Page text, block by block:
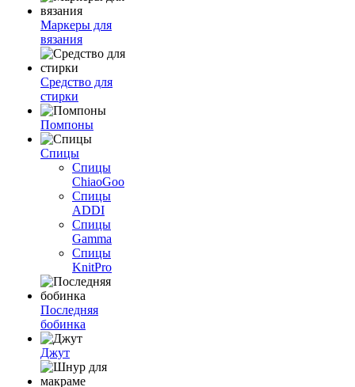
Маркеры для
вязания
Средство для
стирки
Помпоны
Спицы
Спицы
ChiaoGoo
Спицы
ADDI
Спицы
Gamma
Спицы
KnitPro
Последняя
бобинка
Джут